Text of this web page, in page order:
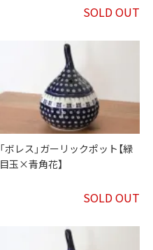
SOLD OUT
「ボレス」ガーリックポット【緑
目玉×青角花】
SOLD OUT